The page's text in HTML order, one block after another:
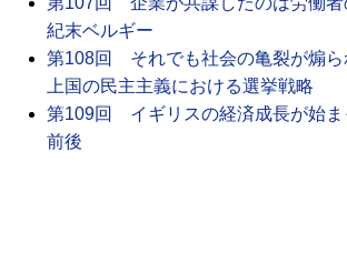
紀末ベルギー
第108回 それでも社会の亀裂が煽
上国の民主主義における選挙戦略
第109回 イギリスの経済成長が始ま
前後